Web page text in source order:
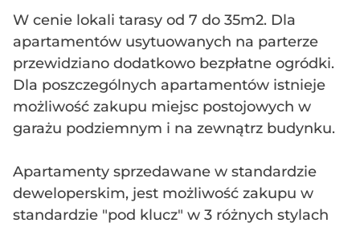
W cenie lokali tarasy od 7 do 35m2. Dla
apartamentów usytuowanych na parterze
przewidziano dodatkowo bezpłatne ogródki.
Dla poszczególnych apartamentów istnieje
możliwość zakupu miejsc postojowych w
garażu podziemnym i na zewnątrz budynku.
Apartamenty sprzedawane w standardzie
deweloperskim, jest możliwość zakupu w
standardzie "pod klucz" w 3 różnych stylach